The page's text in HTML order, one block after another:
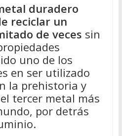
duradero
reciclar un
de veces sin
uno de los
en ser utilizado
la prehistoria y
tercer metal más
por detrás